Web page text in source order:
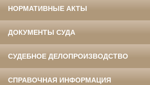
НОРМАТИВНЫЕ АКТЫ
ДОКУМЕНТЫ СУДА
СУДЕБНОЕ ДЕЛОПРОИЗВОДСТВО
СПРАВОЧНАЯ ИНФОРМАЦИЯ